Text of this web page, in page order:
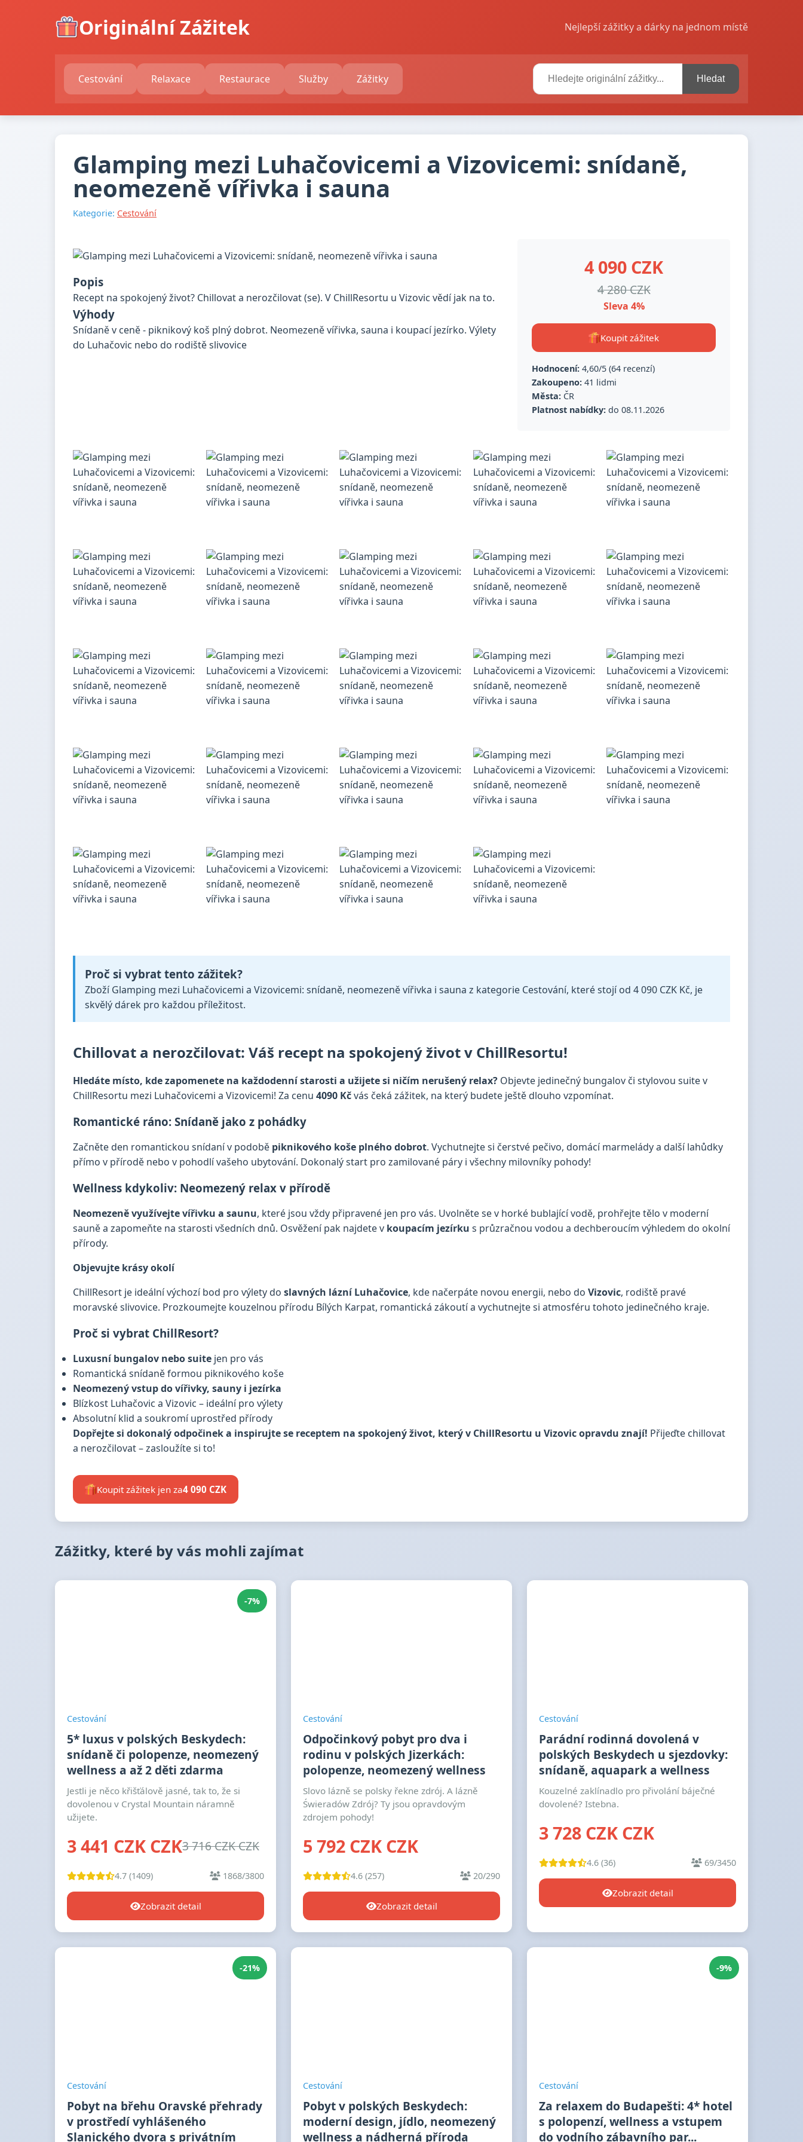
Originální Zážitek Nejlepší zážitky a dárky na jednom místě
Cestování Relaxace Restaurace Služby Zážitky Hledat
Glamping mezi Luhačovicemi a Vizovicemi: snídaně,
neomezeně vířivka i sauna
Kategorie: Cestování
Popis
Recept na spokojený život? Chillovat a nerozčilovat (se). V ChillResortu u Vizovic vědí jak na to.
Výhody
Snídaně v ceně - piknikový koš plný dobrot. Neomezeně vířivka, sauna i koupací jezírko. Výlety
do Luhačovic nebo do rodiště slivovice
4 090 CZK
4 280 CZK
Sleva 4%
Koupit zážitek
Hodnocení: 4,60/5 (64 recenzí)
Zakoupeno: 41 lidmi
Města: ČR
Platnost nabídky: do 08.11.2026
Proč si vybrat tento zážitek?
Zboží Glamping mezi Luhačovicemi a Vizovicemi: snídaně, neomezeně vířivka i sauna z kategorie Cestování, které stojí od 4 090 CZK Kč, je
skvělý dárek pro každou příležitost.
Chillovat a nerozčilovat: Váš recept na spokojený život v ChillResortu!
Hledáte místo, kde zapomenete na každodenní starosti a užijete si ničím nerušený relax? Objevte jedinečný bungalov či stylovou suite v
ChillResortu mezi Luhačovicemi a Vizovicemi! Za cenu 4090 Kčvás čeká zážitek, na který budete ještě dlouho vzpomínat.
Romantické ráno: Snídaně jako z pohádky
Začněte den romantickou snídaní v podobě piknikového koše plného dobrot. Vychutnejte si čerstvé pečivo, domácí marmelády a další lahůdky
přímo v přírodě nebo v pohodlí vašeho ubytování. Dokonalý start pro zamilované páry i všechny milovníky pohody!
Wellness kdykoliv: Neomezený relax v přírodě
Neomezeně využívejte vířivku a saunu, které jsou vždy připravené jen pro vás. Uvolněte se v horké bublající vodě, prohřejte tělo v moderní
sauně a zapomeňte na starosti všedních dnů. Osvěžení pak najdete v koupacím jezírku s průzračnou vodou a dechberoucím výhledem do okolní
přírody.
Objevujte krásy okolí
ChillResort je ideální výchozí bod pro výlety do slavných lázní Luhačovice, kde načerpáte novou energii, nebo do Vizovic, rodiště pravé
moravské slivovice. Prozkoumejte kouzelnou přírodu Bílých Karpat, romantická zákoutí a vychutnejte si atmosféru tohoto jedinečného kraje.
Proč si vybrat ChillResort?
Luxusní bungalov nebo suite jen pro vás
Romantická snídaně formou piknikového koše
Neomezený vstup do vířivky, sauny i jezírka
Blízkost Luhačovic a Vizovic – ideální pro výlety
Absolutní klid a soukromí uprostřed přírody
Dopřejte si dokonalý odpočinek a inspirujte se receptem na spokojený život, který v ChillResortu u Vizovic opravdu znají! Přijeďte chillovat
a nerozčilovat – zasloužíte si to!
Koupit zážitek jen za4 090 CZK
Zážitky, které by vás mohli zajímat
-7%
Cestování
5* luxus v polských Beskydech:
snídaně či polopenze, neomezený
wellness a až 2 děti zdarma
Jestli je něco křišťálově jasné, tak to, že si
dovolenou v Crystal Mountain náramně
užijete.
3 441 CZK CZK3 716 CZK CZK
4.7 (1409) 1868/3800
Zobrazit detail
Cestování
Odpočinkový pobyt pro dva i
rodinu v polských Jizerkách:
polopenze, neomezený wellness
Slovo lázně se polsky řekne zdrój. A lázně
Świeradów Zdrój? Ty jsou opravdovým
zdrojem pohody!
5 792 CZK CZK
4.6 (257) 20/290
Zobrazit detail
Cestování
Parádní rodinná dovolená v
polských Beskydech u sjezdovky:
snídaně, aquapark a wellness
Kouzelné zaklínadlo pro přivolání báječné
dovolené? Istebna.
3 728 CZK CZK
4.6 (36) 69/3450
Zobrazit detail
-21%
Cestování
Pobyt na břehu Oravské přehrady
v prostředí vyhlášeného
Slanického dvora s privátním
Cestování
Pobyt v polských Beskydech:
moderní design, jídlo, neomezený
wellness a nádherná příroda
-9%
Cestování
Za relaxem do Budapešti: 4* hotel
s polopenzí, wellness a vstupem
do vodního zábavního par...